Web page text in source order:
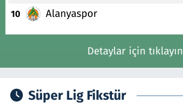
10 Alanyaspor
Detaylar için tıklayın
Süper Lig Fikstür